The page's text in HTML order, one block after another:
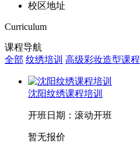
校区地址
Curriculum
课程导航
全部 纹绣培训 高级彩妆造型课程
沈阳纹绣课程培训
开班日期：滚动开班
暂无报价